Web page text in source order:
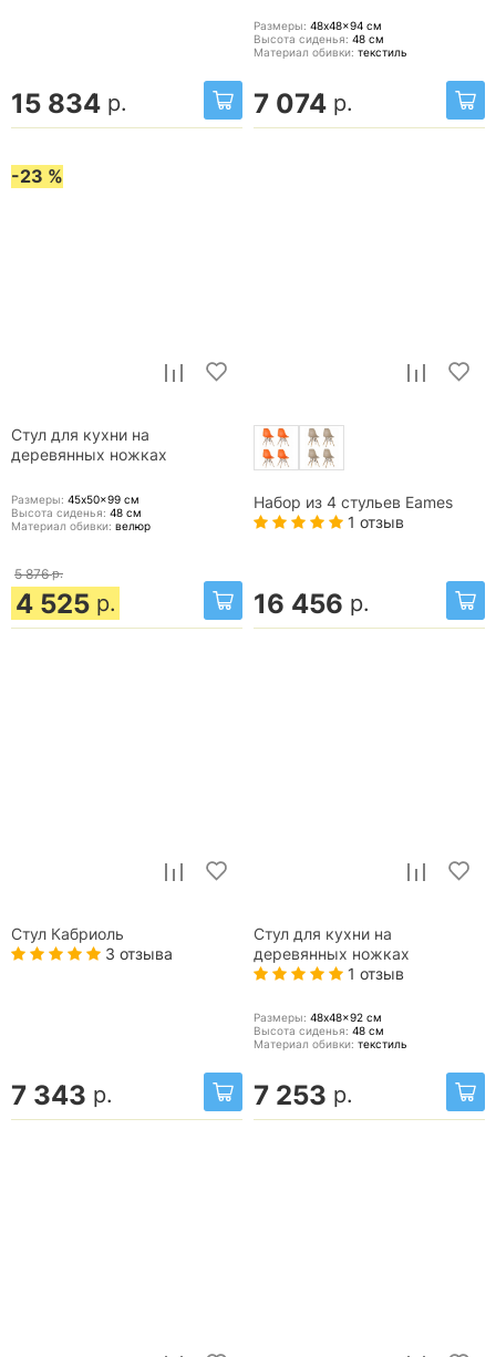
15 834 р.
Размеры: 48x48x94 см
Высота сиденья: 48 см
Материал обивки: текстиль
7 074 р.
-23 %
Стул для кухни на
деревянных ножках
Размеры: 45x50x99 см
Высота сиденья: 48 см
Материал обивки: велюр
5 876 р.
4 525 р.
Набор из 4 стульев Eames
1 отзыв
16 456 р.
Стул Кабриоль
3 отзыва
7 343 р.
Стул для кухни на
деревянных ножках
1 отзыв
Размеры: 48x48x92 см
Высота сиденья: 48 см
Материал обивки: текстиль
7 253 р.